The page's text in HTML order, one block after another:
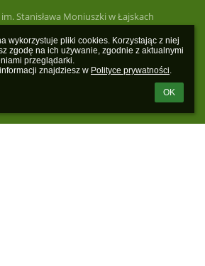
wykorzystuje pliki cookies. Korzystając z niej
zgodę na ich używanie, zgodnie z aktualnymi
przeglądarki.
znajdziesz w Polityce prywatności.
OK
Stanisława Moniuszki w Łajskach